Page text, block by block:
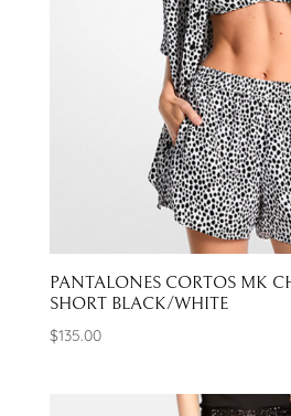
PANTALONES CORTOS MK
SHORT BLACK/WHITE
$135.00